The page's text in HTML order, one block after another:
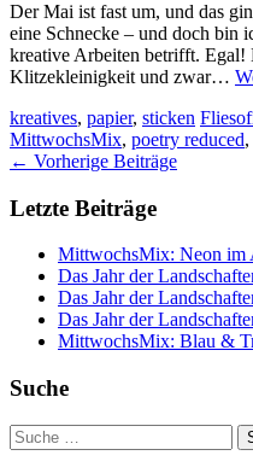
Der Mai ist fast um, und das
eine Schnecke – und doch bin
kreative Arbeiten betrifft. Egal!
Klitzekleinigkeit und zwar…
kreatives, papier, sticken
MittwochsMix, poetry reduced,
Artikel-
← Vorherige Beiträge
Letzte Beiträge
MittwochsMix: Neon im
Das Jahr der
Das Jahr der
Das Jahr der
MittwochsMix: Blau &
Suche
Suche
nach: